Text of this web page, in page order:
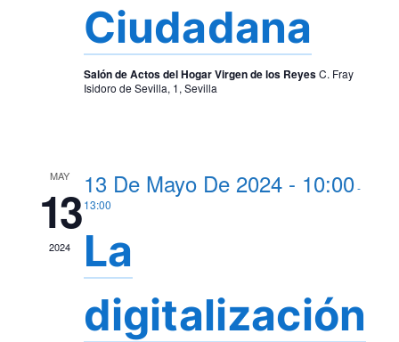
Ciudadana
Salón de Actos del Hogar Virgen de los ReyesC. Fray
Isidoro de Sevilla, 1, Sevilla
MAY
13
2024
13 De Mayo De 2024 - 10:00-
13:00
La
digitalización